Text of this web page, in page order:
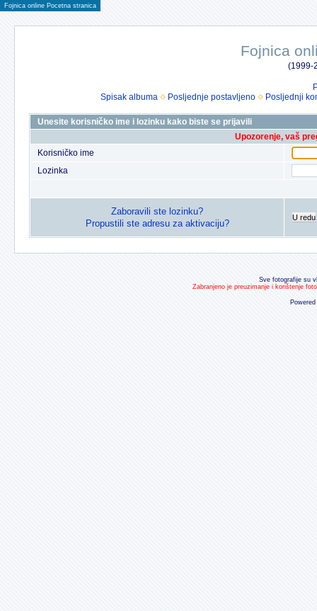
Fojnica online Pocetna stranica
Fojnica
(1999-
Spisak albuma
Posljednje postavljeno Posljednji
Unesite korisničko ime i lozinku kako biste se prijavili
Upozorenje, vaš
Korisničko ime
Lozinka
Zaboravili ste lozinku?
Propustili ste adresu za aktivaciju?
U redu
Sve fotografije su
Zabranjeno je preuzimanje i korištenje